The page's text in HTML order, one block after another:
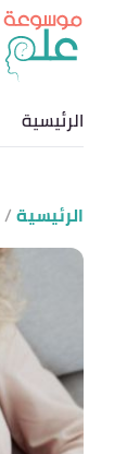
الرئيسية
الرئيسية